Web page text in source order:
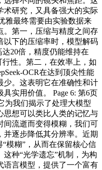
术研究，又具备强大的实际
雅最终需要由实验数据来
。第一，压缩与精度之间存
以下的压缩率时，模型解码
20倍，精度仍能维持在
性。第二，在效率上，如
OCR在达到顶尖性能
少。这表明它在准确性和计
实用价值。 Page 6: 第6页
为我们揭示了处理大模型
思想可以类比人类的记忆与
间流逝而变得模糊，我们可
并逐步降低其分辨率。近期
模糊”，从而在保留核心信
种“光学遗忘”机制，为构
语言模型，提供了一个富有